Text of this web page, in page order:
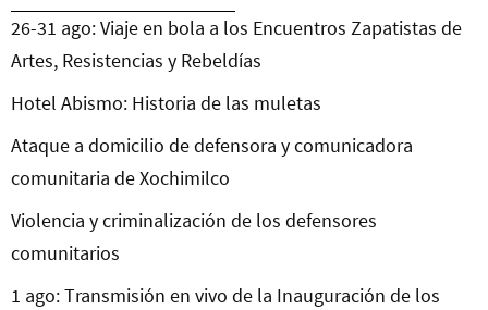
26-31 ago: Viaje en bola a los Encuentros Zapatistas de
Artes, Resistencias y Rebeldías
Hotel Abismo: Historia de las muletas
Ataque a domicilio de defensora y comunicadora
comunitaria de Xochimilco
Violencia y criminalización de los defensores
comunitarios
1 ago: Transmisión en vivo de la Inauguración de los